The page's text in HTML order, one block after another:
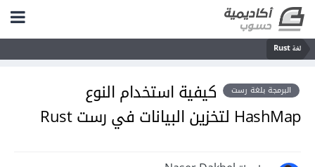
لغة Rust
البرمجة بلغة رست
كيفية استخدام النوع
HashMap لتخزين البيانات في رست Rust